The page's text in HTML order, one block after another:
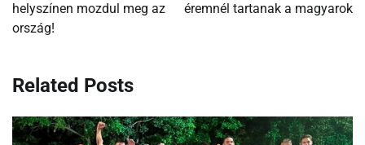
helyszínen mozdul meg az
ország!
éremnél tartanak a magyarok
Related Posts